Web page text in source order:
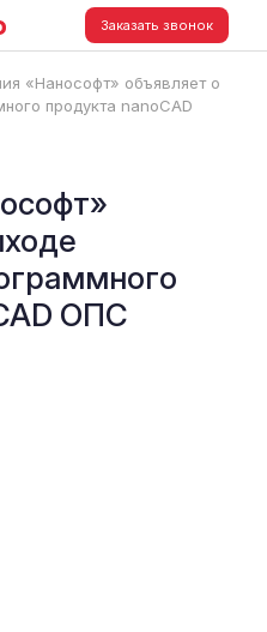
Заказать звонок
«Нанософт» объявляет о
продукта nanoCAD
ОПС